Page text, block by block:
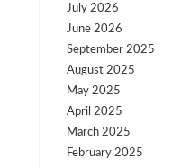
July 2026
June 2026
September 2025
August 2025
May 2025
April 2025
March 2025
February 2025